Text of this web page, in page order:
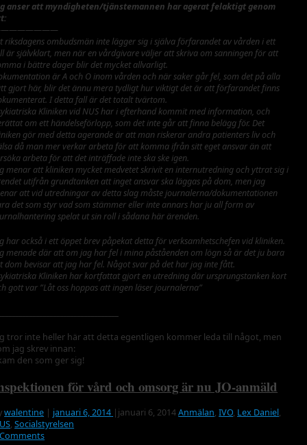
anser att myndigheten/tjänstemannen har agerat felaktigt genom
riksdagens ombudsmän inte lägger sig i själva förfarandet av vården i ett
är självklart, men när en vårdgivare väljer att skriva om sanningen för att
i bättre dager blir det mycket allvarligt.
är A och O inom vården och när saker går fel, som det på alla
gjort här, blir det ännu mera tydligt hur viktigt det är att förfarandet finns
I detta fall är det totalt tvärtom.
Kliniken vid NUS har i efterhand kommit med information, och
om ett händelseförlopp, som det inte går att finna belägg för. Det
gör med detta agerande är att man riskerar andra patienters liv och
då man mer verkar arbeta för att komma ifrån sitt eget ansvar än att
arbeta för att det inträffade inte ska ske igen.
menar att kliniken mycket medvetet skrivit en internutredning och yttrat sig i
utifrån grundtanken att inget ansvar ska läggas på dom, men jag
att vid utredningar av detta slag måste journalerna/dokumentationen
det som styr vad som stämmer eller inte annars har ju all form av
spelat ut sin roll i sådana här ärenden.
har också i ett öppet brev påpekat detta för verksamhetschefen vid kliniken.
menade där att om jag har fel i mina påståenden om lögn så är det ju bara
dom bevisar att jag har fel. Något svar på det har jag inte fått.
Kliniken har kortfattat gjort en utredning där ursprungstanken kort
gott var ”Låt oss hoppas att ingen läser journalerna”
tror inte heller här att detta egentligen kommer leda till något, men
jag skrev innan:
den som ger sig!
för vård och omsorg är nu JO-anmäld
walentine | januari 6, 2014 | januari 6, 2014Anmälan,IVO, Lex Daniel,
,Socialstyrelsen